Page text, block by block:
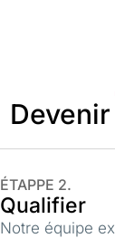
ÉTAPPE 2.
Qualifier
Notre équipe